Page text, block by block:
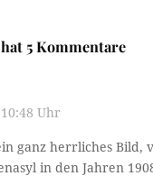
5 Kommentare
Uhr
ganz herrliches Bild,
in den Jahren